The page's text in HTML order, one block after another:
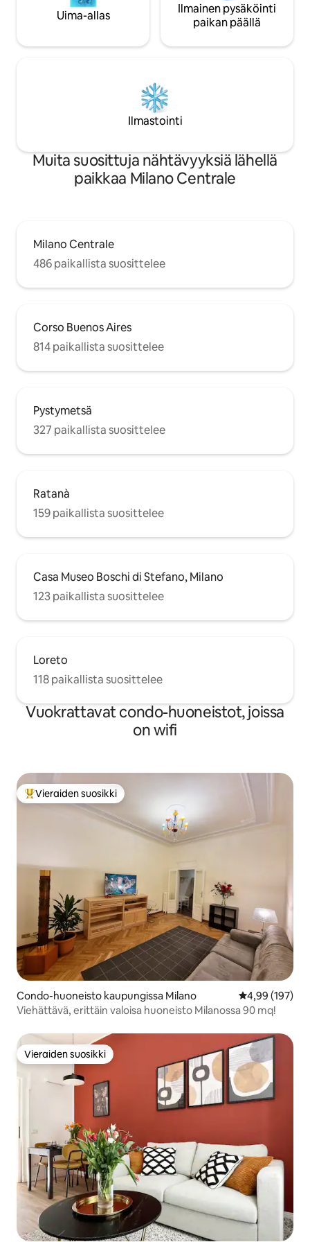
Uima-allas
Ilmainen pysäköinti
paikan päällä
Ilmastointi
Muita suosittuja nähtävyyksiä lähellä
paikkaa Milano Centrale
Milano Centrale
486 paikallista suosittelee
Corso Buenos Aires
814 paikallista suosittelee
Pystymetsä
327 paikallista suosittelee
Ratanà
159 paikallista suosittelee
Casa Museo Boschi di Stefano, Milano
123 paikallista suosittelee
Loreto
118 paikallista suosittelee
Vuokrattavat condo-huoneistot, joissa
on wifi
Vieraiden suosikkien parhaimmistoa
Vieraiden suosikki
Condo-huoneisto kaupungissa Milano
4,99 (197)
Viehättävä, erittäin valoisa huoneisto Milanossa 90 mq!
Vieraiden suosikki
Vieraiden suosikki